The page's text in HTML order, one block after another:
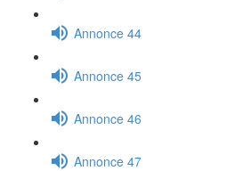
Annonce 44
Annonce 45
Annonce 46
Annonce 47